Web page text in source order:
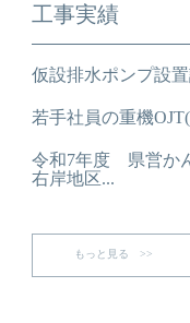
工事実績
仮設排水ポンプ設
若手社員の重機
令和7年度 県営
右岸地区...
もっと見る >>